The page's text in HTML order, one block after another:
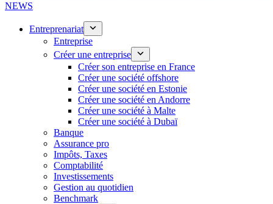
NEWS
Entreprenariat
Entreprise
Créer une entreprise
Créer son entreprise en France
Créer une société offshore
Créer une société en Estonie
Créer une société en Andorre
Créer une société à Malte
Créer une société à Dubaï
Banque
Assurance pro
Impôts, Taxes
Comptabilité
Investissements
Gestion au quotidien
Benchmark